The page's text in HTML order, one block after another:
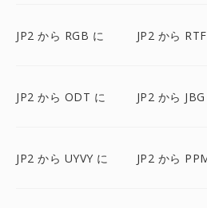
JP2 から RGB に JP2 から
JP2 から ODT に JP2 から
JP2 から UYVY に JP2 から